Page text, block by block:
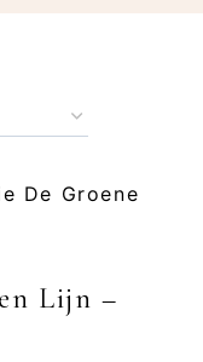
Lijn –